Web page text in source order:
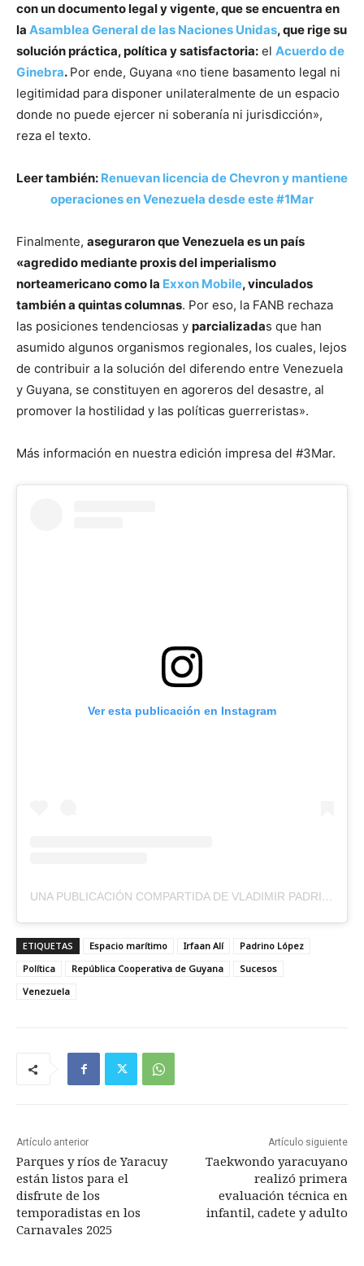
con un documento legal y vigente, que se encuentra en
la Asamblea General de las Naciones Unidas, que rige su
solución práctica, política y satisfactoria: el Acuerdo de
Ginebra. Por ende, Guyana «no tiene basamento legal ni
legitimidad para disponer unilateralmente de un espacio
donde no puede ejercer ni soberanía ni jurisdicción»,
reza el texto.
Leer también: Renuevan licencia de Chevron y mantiene
operaciones en Venezuela desde este #1Mar
Finalmente, aseguraron que Venezuela es un país
«agredido mediante proxis del imperialismo
norteamericano como la Exxon Mobile, vinculados
también a quintas columnas. Por eso, la FANB rechaza
las posiciones tendenciosas y parcializadas que han
asumido algunos organismos regionales, los cuales, lejos
de contribuir a la solución del diferendo entre Venezuela
y Guyana, se constituyen en agoreros del desastre, al
promover la hostilidad y las políticas guerreristas».
Más información en nuestra edición impresa del #3Mar.
Ver esta publicación en Instagram
UNA PUBLICACIÓN COMPARTIDA DE VLADIMIR PADRINO LÓPEZ (@PADRINOVLADIMIR)
ETIQUETAS Espacio marítimo Irfaan Alí
Padrino López
Política
República Cooperativa de Guyana
Sucesos
Venezuela
Artículo anterior
Parques y ríos de Yaracuy
están listos para el
disfrute de los
temporadistas en los
Carnavales 2025
Artículo siguiente
Taekwondo yaracuyano
realizó primera
evaluación técnica en
infantil, cadete y adulto